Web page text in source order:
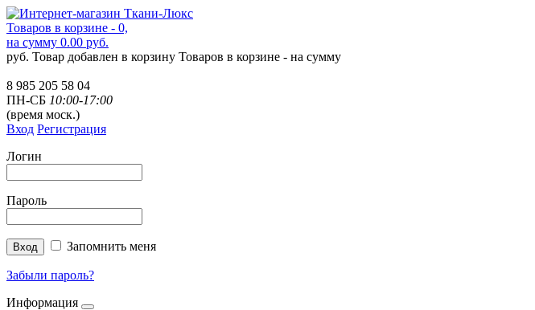
Товаров в корзине - 0,
на сумму 0.00 руб.
руб. Товар добавлен в корзину Товаров в корзине - на сумму
8 985 205 58 04
ПН-СБ 10:00-17:00
(время моск.)
Вход Регистрация
Логин
Пароль
Запомнить меня
Забыли пароль?
Информация